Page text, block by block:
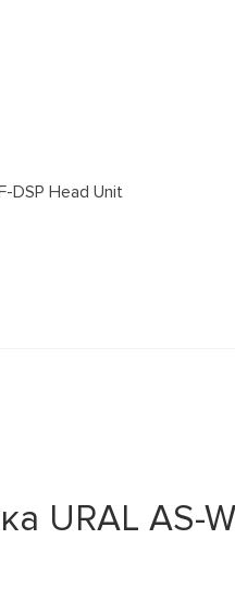
DSP Head Unit
URAL AS-